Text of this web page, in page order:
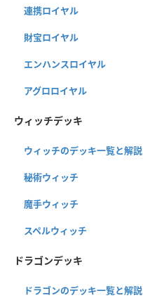
連携ロイヤル
財宝ロイヤル
エンハンスロイヤル
アグロロイヤル
ウィッチデッキ
ウィッチのデッキ一覧と解説
秘術ウィッチ
魔手ウィッチ
スペルウィッチ
ドラゴンデッキ
ドラゴンのデッキ一覧と解説